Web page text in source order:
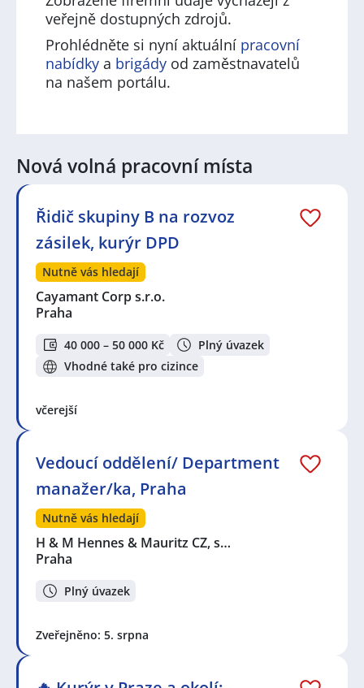
veřejně dostupných zdrojů.
Prohlédněte si nyní aktuální pracovní
nabídky a brigády od zaměstnavatelů
na našem portálu.
Nová volná pracovní místa
Řidič skupiny B na rozvoz
zásilek, kurýr DPD
Nutně vás hledají
Cayamant Corp s.r.o.
Praha
40 000 – 50 000 Kč
Plný úvazek
Vhodné také pro cizince
včerejší
Vedoucí oddělení/ Department
manažer/ka, Praha
Nutně vás hledají
H & M Hennes & Mauritz CZ, s…
Praha
Plný úvazek
Zveřejněno: 5. srpna